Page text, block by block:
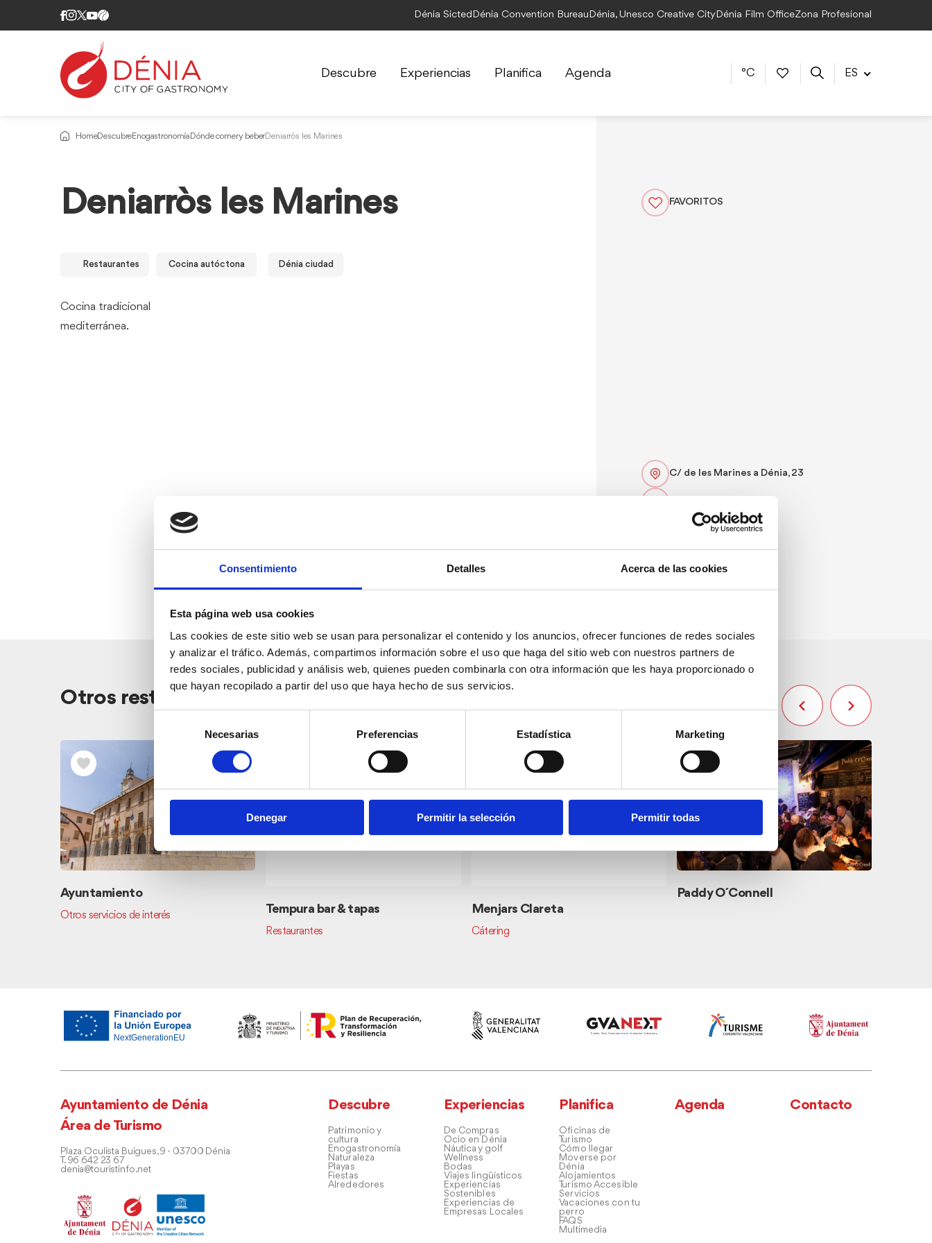
Consentimiento Detalles Acerca de las cookies
Esta página web usa cookies
Las cookies de este sitio web se usan para personalizar el contenido y los anuncios, ofrecer funciones de redes sociales
y analizar el tráfico. Además, compartimos información sobre el uso que haga del sitio web con nuestros partners de
redes sociales, publicidad y análisis web, quienes pueden combinarla con otra información que les haya proporcionado o
que hayan recopilado a partir del uso que haya hecho de sus servicios.
consentimiento
Necesarias Preferencias Estadística Marketing
Denegar Permitir la selección Permitir todas
Dénia Sicted Dénia Convention Bureau Dénia, Unesco Creative CityDénia Film OfficeZona Profesional
Descubre Experiencias Planifica Agenda °C ES
HomeDescubreEnogastronomía Dónde comer y beberDeniarròs les Marines
Deniarròs les Marines
Restaurantes Cocina autóctona Dénia ciudad
Cocina tradicional
mediterránea.
FAVORITOS
C/ de les Marines a Dénia, 23
info@deniarros.es
Otros restaurantes cercanos
Ayuntamiento
Otros servicios de interés Tempura bar & tapas
Restaurantes
Menjars Clareta
Cátering
Paddy O´Connell
Ayuntamiento de Dénia
Área de Turismo
Plaza Oculista Buigues, 9 - 03700 Dénia
T. 96 642 23 67
denia@touristinfo.net
Descubre
Patrimonio y
cultura
Enogastronomía
Naturaleza
Playas
Fiestas
Alrededores
Experiencias
De Compras
Ocio en Dénia
Náutica y golf
Wellness
Bodas
Viajes lingüísticos
Experiencias
Sostenibles
Experiencias de
Empresas Locales
Planifica
Oficinas de
Turismo
Cómo llegar
Moverse por
Dénia
Alojamientos
Turismo Accesible
Servicios
Vacaciones con tu
perro
FAQS
Multimedia
Agenda Contacto